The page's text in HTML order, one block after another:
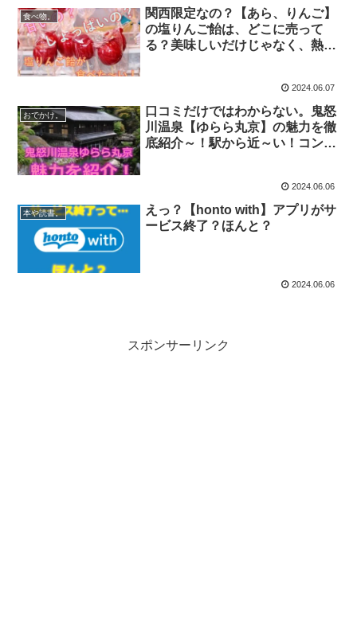
食べ物。
関西限定なの？【あら、りんご】
の塩りんご飴は、どこに売って
る？美味しいだけじゃなく、熱中
2024.06.07
おでかけ。
口コミだけではわからない。鬼怒
川温泉【ゆらら丸京】の魅力を徹
底紹介～！駅から近～い！コンビ
2024.06.06
本や読書。
えっ？【honto with】アプリがサ
ービス終了？ほんと？
2024.06.06
スポンサーリンク